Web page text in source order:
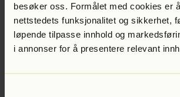
besøker oss. Formålet med cookies er
nettstedets funksjonalitet og sikkerhet,
løpende tilpasse innhold og
i annonser for å presentere relevant